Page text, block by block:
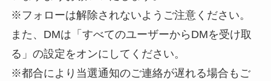
※フォローは解除されないようご注意ください。
また、DMは「すべてのユーザーからDMを受け取
る」の設定をオンにしてください。
※都合により当選通知のご連絡が遅れる場合もご